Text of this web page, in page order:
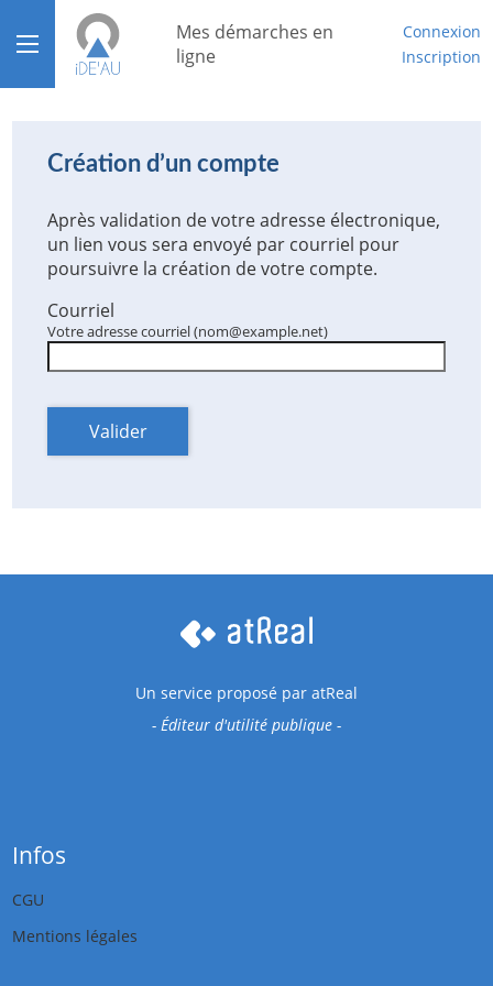
Mes démarches en
ligne
Connexion
Inscription
Ouvrir le menu
Aide
Mon tableau de bord
Création d’un compte
Après validation de votre adresse électronique,
un lien vous sera envoyé par courriel pour
poursuivre la création de votre compte.
Courriel
Votre adresse courriel (nom@example.net)
Valider
Un service proposé par atReal
- Éditeur d'utilité publique -
Infos
CGU
Mentions légales